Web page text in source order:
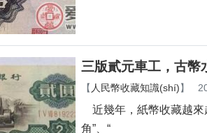
三版貳元車工，古
【 人民幣收藏知識(shí)】
近幾年，紙幣收藏越
角”、“